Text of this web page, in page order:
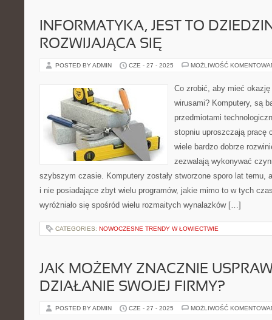
INFORMATYKA, JEST TO
ROZWIJAJĄCA SIĘ
POSTED BY ADMIN CZE - 27 - 2025 MOŻLIWOŚĆ
Co zrobić, aby mieć
wirusami? Komputery, są
przedmiotami
stopniu uproszczają pracę
wiele bardzo dobrze
zezwalają wykonywać
szybszym czasie. Komputery zostały stworzone sporo lat temu,
i nie posiadające zbyt wielu programów, jakie mimo to w tych
wyróżniało się spośród wielu rozmaitych wynalazków […]
CATEGORIES: NOWOCZESNE TRENDY W ŁOWIECTWIE
JAK MOŻEMY ZNACZNIE
DZIAŁANIE SWOJEJ FIRMY?
POSTED BY ADMIN CZE - 27 - 2025 MOŻLIWOŚĆ